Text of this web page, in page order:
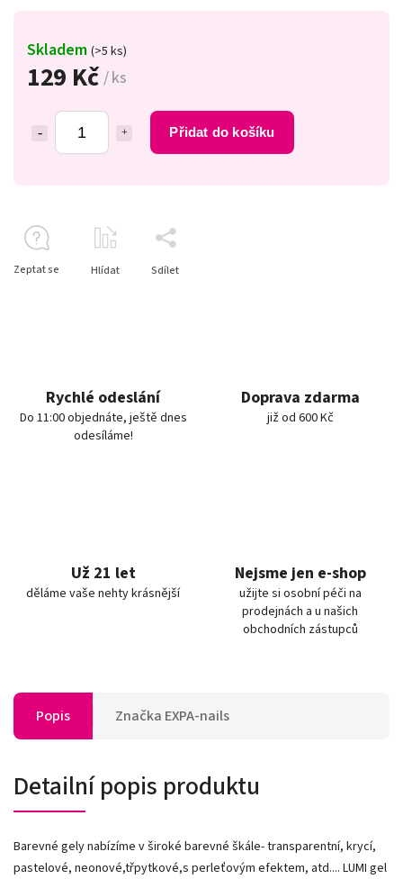
129 Kč / ks
Přidat do košíku
Skladem (>5 ks)
Zeptat se Hlídat Sdílet
Rychlé odeslání
Do 11:00 objednáte, ještě dnes
odesíláme!
Doprava zdarma
již od 600 Kč
Už 21 let
děláme vaše nehty krásnější
Nejsme jen e-shop
užijte si osobní péči na
prodejnách a u našich
obchodních zástupců
Popis Značka EXPA-nails
Detailní popis produktu
Barevné gely nabízíme v široké barevné škále- transparentní, krycí,
pastelové, neonové,třpytkové,s perleťovým efektem, atd.... LUMI gel